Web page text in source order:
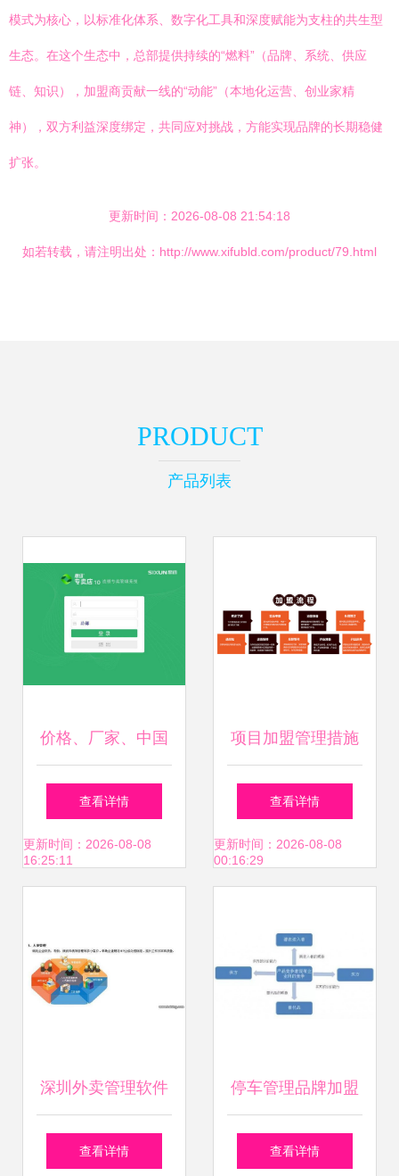
模式为核心，以标准化体系、数字化工具和深度赋能为支柱的共生型
生态。在这个生态中，总部提供持续的“燃料”（品牌、系统、供应
链、知识），加盟商贡献一线的“动能”（本地化运营、创业家精
神），双方利益深度绑定，共同应对挑战，方能实现品牌的长期稳健
扩张。
更新时间：2026-08-08 21:54:18
如若转载，请注明出处：http://www.xifubld.com/product/79.html
PRODUCT
产品列表
价格、厂家、中国
供应商与加盟管理
企业成功共赢的关
查看详情
更新时间：2026-08-08
16:25:11
项目加盟管理措施
与企业加盟管理体
系构建
查看详情
更新时间：2026-08-08
00:16:29
深圳外卖管理软件
宝安、民治招商加
查看详情
停车管理品牌加盟
合作怎么选？波特
查看详情